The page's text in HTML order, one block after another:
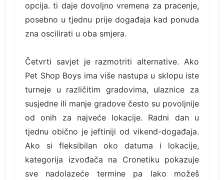
opcija. ti daje dovoljno vremena za pracenje,
posebno u tjednu prije događaja kad ponuda
zna oscilirati u oba smjera.
Četvrti savjet je razmotriti alternative. Ako
Pet Shop Boys ima više nastupa u sklopu iste
turneje u različitim gradovima, ulaznice za
susjedne ili manje gradove često su povoljnije
od onih za najveće lokacije. Radni dan u
tjednu obično je jeftiniji od vikend-događaja.
Ako si fleksibilan oko datuma i lokacije,
kategorija izvođača na Cronetiku pokazuje
sve nadolazeće termine pa lako možeš